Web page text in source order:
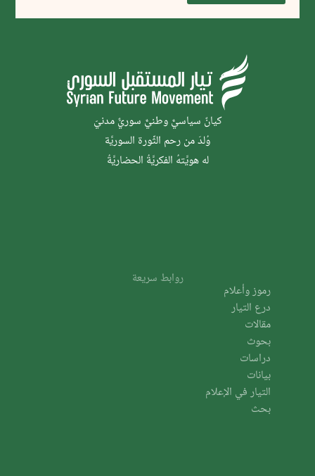
كيانٌ سياسيٌّ وطنيٌّ سوريٌّ مدنيّ
وُلدَ من رحم الثَّورة السوريَّة
له هويَّتهُ الفكريَّةُ الحضاريَّةُ
روابط سريعة
رموز وأعلام
درع التيار
مقالات
بحوث
دراسات
بيانات
التيار في الإعلام
بحث